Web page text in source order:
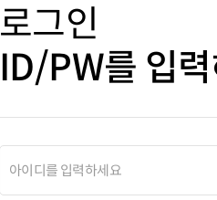
로그인
ID/PW를 입